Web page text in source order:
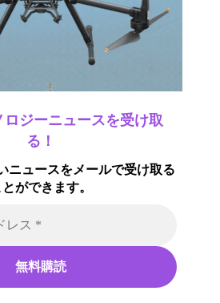
ジーニュースを受け取
る！
ニュースをメールで受け取る
とができます。